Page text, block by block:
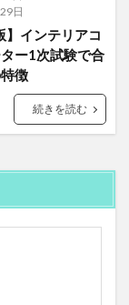
日
】インテリアコ
ー1次試験で合
徴
続きを読む